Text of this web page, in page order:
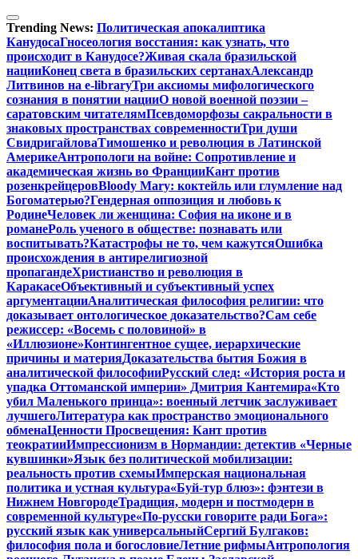
Перейти
к
содержимому
Trending News: Политическая апокалиптика
КанудосаГносеология восстания: как узнать, что
происходит в Канудосе?Живая скала бразильской
нацииКонец света в бразильских сертанахАлександр
Литвинов на e-libraryТри аксиомы мифологического
сознания в понятии нацииО новой военной поэзии –
саратовским читателямПсевдоморфозы сакральности в
знаковых пространствах современностиТри души
СвидригайловаТимошенко и революция в Латинской
АмерикеАнтропологи на войне: Сопротивление и
академическая жизнь во ФранцииКант против
розенкрейцеровBloody Mary: коктейль или глумление над
Богоматерью?Гендерная оппозиция и любовь к
РодинеЧеловек ли женщина: София на иконе и в
романеРоль ученого в обществе: познавать или
воспитывать?Катастрофы не то, чем кажутсяОшибка
происхождения в антирелигиозной
пропагандеХристианство и революция в
КаракасеОбъективный и субъективный успех
аргументацииАналитическая философия религии: что
доказывает онтологическое доказательство?Сам себе
режиссер: «Восемь с половиной» в
«Иллюзионе»Контингентное сущее, иерархические
причины и материяДоказательства бытия Божия в
аналитической философииРусский след: «История роста и
упадка Оттоманской империи» Дмитрия Кантемира«Кто
убил Маленького принца»: военный летчик заслуживает
лучшегоЛитература как пространство эмоционального
обменаЦенности Просвещения: Кант против
теократииИмпрессионизм в Нормандии: детектив «Черные
кувшинки»Язык без политической мобилизации:
реальность против схемыИмперская национальная
политика и устная культура«Буй-тур блюз»: фэнтези в
Нижнем НовгородеТрадиция, модерн и постмодерн в
современной культуре«По-русски говорите ради Бога»:
русский язык как универсальныйСергий Булгаков:
философия пола и богословиеЛетние рифмыАнтропология